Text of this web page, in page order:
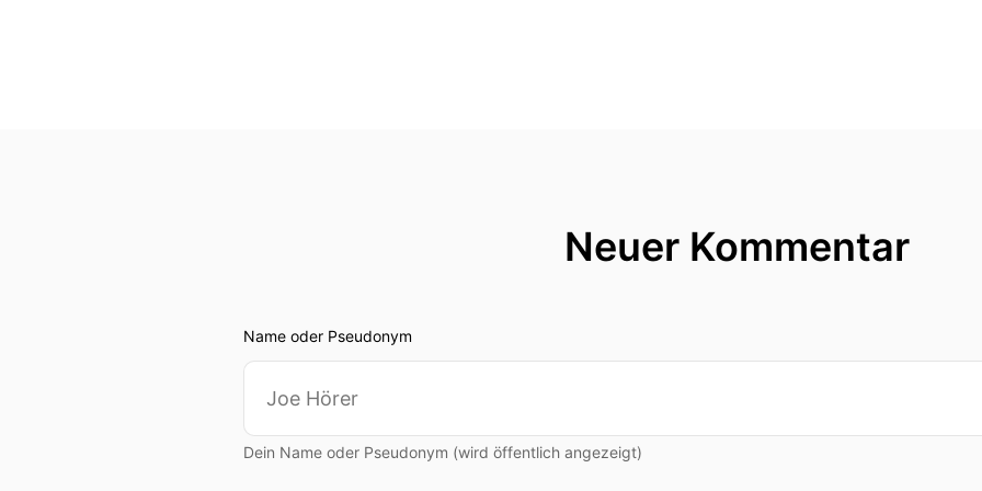
00:01:12: Ich schreibe, ich blogge und bin seit drei Jahren hier in
Wie einen heimischen Tag im Stur, ja.
00:01:30: Es ist etwas zäher und mit diesen Themen eben die Du nennst Liebe,
Transcendent hier anzudocken ist nicht ganz leicht.
Neuer Kommentar
Name oder Pseudonym
Dein Name oder Pseudonym (wird öffentlich angezeigt)